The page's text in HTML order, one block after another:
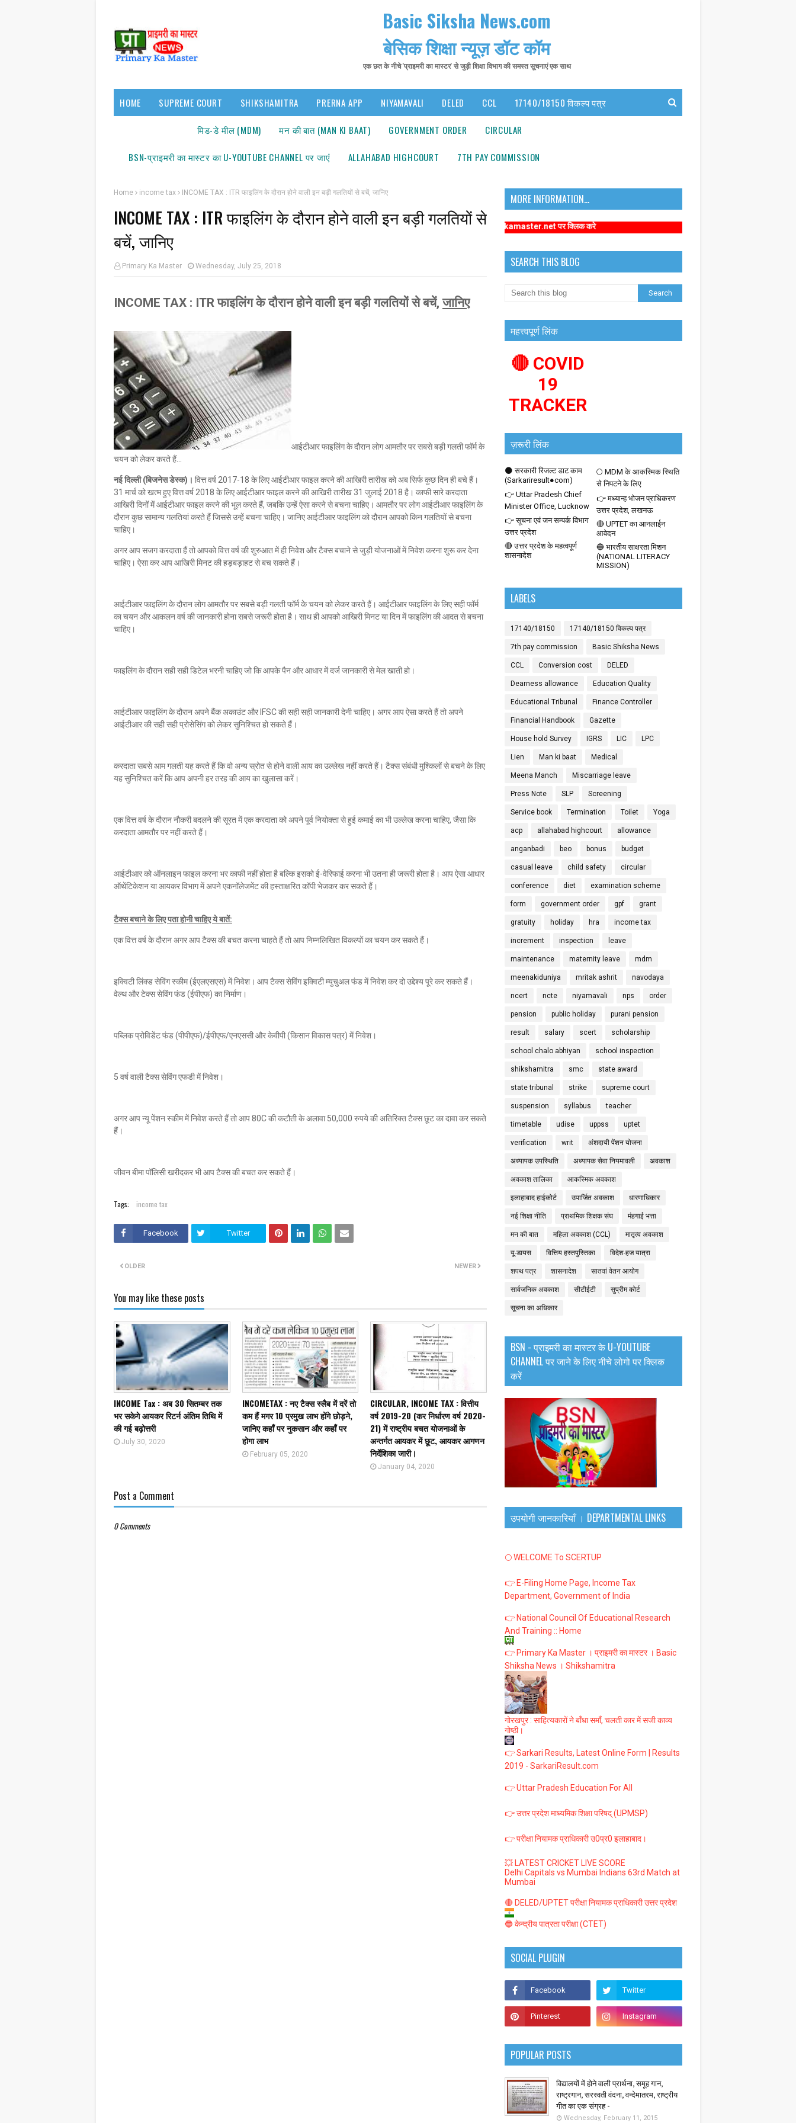
Basic Siksha News.com
बेसिक शिक्षा न्यूज़ डॉट कॉम
एक छत के नीचे 'प्राइमरी का मास्टर' से जुड़ी शिक्षा विभाग की समस्त सूचनाएं एक साथ
HOME SUPREME COURT SHIKSHAMITRA PRERNA APP NIYAMAVALI DELED CCL 17140/18150 विकल्प पत्र
मिड-डे मील (MDM) मन की बात (MAN KI BAAT) GOVERNMENT ORDER CIRCULAR
BSN-प्राइमरी का मास्टर का U-YOUTUBE CHANNEL पर जाएंं ALLAHABAD HIGHCOURT 7TH PAY COMMISSION
Home income tax INCOME TAX : ITR फाइलिंग के दौरान होने वाली इन बड़ी गलतियों से बचें, जानिए
INCOME TAX : ITR फाइलिंग के दौरान होने वाली इन बड़ी गलतियों से
बचें, जानिए
Primary Ka Master Wednesday, July 25, 2018
INCOME TAX : ITR फाइलिंग के दौरान होने वाली इन बड़ी गलतियों से बचें,जानिए
आईटीआर फाइलिंग के दौरान लोग आमतौर पर सबसे बड़ी गलती फॉर्म के
चयन को लेकर करते हैं...
नई दिल्ली (बिजनेस डेस्क)। वित्त वर्ष 2017-18 के लिए आईटीआर फाइल करने की आखिरी तारीख को अब सिर्फ कुछ दिन ही बचे हैं।
31 मार्च को खत्म हुए वित्त वर्ष 2018 के लिए आईटीआर फाइल करने की आखिरी तारीख 31 जुलाई 2018 है। काफी सारे करदाता
आखिरी दिनों में आईटीआर फाइल करने की भूल करते हैं, जबकि उन्हें ऐसा करने से बचना चाहिए। आमतौर पर लोग आईटीआर फाइलिंग के
दौरान कुछ सामान्य गलतियां करते हैं जिससे उन्हें बचना चाहिए। जानिए आईटीआर फाइलिंग को दौरान आपको किन गलतियों से बचना
चाहिए।
अगर आप सजग करदाता हैं तो आपको वित्त वर्ष की शुरुआत में ही निवेश और टैक्स बचाने से जुड़ी योजनाओं में निवेश करना शुरू कर देना
चाहिए। ऐसा कर आप आखिरी मिनट की हड़बड़ाहट से बच सकते हैं।
आईटीआर फाइलिंग के दौरान लोग आमतौर पर सबसे बड़ी गलती फॉर्म के चयन को लेकर करते हैं। आईटीआर फाइलिंग के लिए सही फॉर्म
का चयन और आकलन वर्ष की जानकारी होना सबसे जरूरी होता है। साथ ही आपको आखिरी मिनट या दिन में फाइलिंग की आदत से बचना
चाहिए।
फाइलिंग के दौरान सही सही डिटेल भरनी चाहिए जो कि आपके पैन और आधार में दर्ज जानकारी से मेल खाती हो।
आईटीआर फाइलिंग के दौरान अपने बैंक अकाउंट और IFSC की सही सही जानकारी देनी चाहिए। अगर आप ऐसा करते हैं तो अपने
आईटीआर की सही सही प्रोसेसिंग को लेकर सुनिश्चित हो सकते हैं।
करदाता सबसे आम गलती यह करते हैं कि वो अन्य स्रोत से होने वाली आय का उल्लेख नहीं करते हैं। टैक्स संबंधी मुश्किलों से बचने के लिए
यह सुनिश्चित करें कि आप अपनी हर तरह की आय का खुलासा करें।
एक वित्त वर्ष के दौरान नौकरी बदलने की सूरत में एक करदाता को अपने पूर्व नियोक्ता से हुई कमाई का भी उल्लेख करना चाहिए, जैसा कि
करदाता आमतौर पर नहीं करते हैं।
आईटीआर को ऑनलाइन फाइल करना भर काफी नहीं होता है बल्कि इसको ई-वेरिफाई करना भी उतना ही जरूरी होता है। आप ऐसा आधार
ऑथेंटिकेशन या आयकर विभाग में अपने एकनॉलेजमेंट की हस्ताक्षरित कॉपी भेजकर कर सकते हैं।
टैक्स बचाने के लिए पता होनी चाहिए ये बातें:
एक वित्त वर्ष के दौरान अगर आप टैक्स की बचत करना चाहते हैं तो आप निम्नलिखित विकल्पों का चयन कर सकते हैं।
इक्विटी लिंक्ड सेविंग स्कीम (ईएलएसएस) में निवेश। आप टैक्स सेविंग इक्विटी म्युचुअल फंड में निवेश कर दो उद्देश्य पूरे कर सकते हैं।
वेल्थ और टेक्स सेविंग फंड (ईपीएफ) का निर्माण।
पब्लिक प्रोविडेंट फंड (पीपीएफ)/ईपीएफ/एनएससी और केवीपी (किसान विकास पत्र) में निवेश।
5 वर्ष वाली टैक्स सेविंग एफडी में निवेश।
अगर आप न्यू पेंशन स्कीम में निवेश करते हैं तो आप 80C की कटौती के अलावा 50,000 रुपये की अतिरिक्त टैक्स छूट का दावा कर सकते
हैं।
जीवन बीमा पॉलिसी खरीदकर भी आप टैक्स की बचत कर सकते हैं।
Tags: income tax
Facebook Twitter
NEWER
OLDER
You may like these posts
INCOME Tax : अब 30 सितम्बर तक
भर सकेगे आयकर रिटर्न अंतिम तिथि में
की गई बढ़ोत्तरी
July 30, 2020
INCOMETAX : नए टैक्स स्लैब में दरें तो
कम हैं मगर 10 प्रमुख लाभ होंगे छोड़ने,
जानिए कहाँ पर नुकसान और कहाँ पर
होगा लाभ
February 05, 2020
CIRCULAR, INCOME TAX : वित्तीय
वर्ष 2019-20 (कर निर्धारण वर्ष 2020-
21) में राष्ट्रीय बचत योजनाओं के
अन्तर्गत आयकर में छूट, आयकर आगणन
निर्देशिका जारी।
January 04, 2020
Post a Comment
0 Comments
MORE INFORMATION...
सूचना: अधिक संबंधित समाचारों के लिए कृपया https://www.primarykamaster.net पर क्लिक करे
SEARCH THIS BLOG
महत्त्वपूर्ण लिंक
🔴 COVID
19
TRACKER
ज़रूरी लिंक
🌑 सरकारी रिजल्ट डाट काम
(Sarkariresult●com)
🌕 MDM के आकस्मिक स्थिति
से निपटने के लिए
👉 Uttar Pradesh Chief
Minister Office, Lucknow
👉 मध्यान्ह भोजन प्राधिकरण
उत्तर प्रदेश, लखनऊ
👉 सूचना एवं जन सम्पर्क विभाग
उत्तर प्रदेश
🔴 UPTET का आनलाईन
आवेदन
🔴 उत्तर प्रदेश के महत्वपूर्ण
शासनादेश
🔵 भारतीय साक्षरता मिशन
(NATIONAL LITERACY
MISSION)
LABELS
17140/18150 17140/18150 विकल्प पत्र
7th pay commission Basic Shiksha News
CCL Conversion cost DELED
Dearness allowance Education Quality
Educational Tribunal Finance Controller
Financial Handbook Gazette
House hold Survey IGRS LIC LPC
Lien Man ki baat Medical
Meena Manch Miscarriage leave
Press Note SLP Screening
Service book Termination Toilet Yoga
acp allahabad highcourt allowance
anganbadi beo bonus budget
casual leave child safety circular
conference diet examination scheme
form government order gpf grant
gratuity holiday hra income tax
increment inspection leave
maintenance maternity leave mdm
meenakiduniya mritak ashrit navodaya
ncert ncte niyamavali nps order
pension public holiday purani pension
result salary scert scholarship
school chalo abhiyan school inspection
shikshamitra smc state award
state tribunal strike supreme court
suspension syllabus teacher
timetable udise uppss uptet
verification writ अंशदायी पेंशन योजना
अध्यापक उपस्थिति अध्यापक सेवा नियमावली अवकाश
अवकाश तालिका आकस्मिक अवकाश
इलाहाबाद हाईकोर्ट उपार्जित अवकाश धारणाधिकार
नई शिक्षा नीति प्राथमिक शिक्षक संघ मंहगाई भत्ता
मन की बात महिला अवकाश (CCL) मातृत्व अवकाश
यू-डायस वित्तिय हस्तपुस्तिका विदेश-हज यात्रा
शपथ पत्र शासनादेश सातवां वेतन आयोग
सार्वजनिक अवकाश सीटीईटी सुप्रीम कोर्ट
सूचना का अधिकार
BSN - प्राइमरी का मास्टर के U-YOUTUBE
CHANNEL पर जाने के लिए नीचे लोगो पर क्लिक
करें
उपयोगी जानकारियाँ । DEPARTMENTAL LINKS
🌕 WELCOME To SCERTUP
👉 E-Filing Home Page, Income Tax
Department, Government of India
👉 National Council Of Educational Research
And Training :: Home
👉 Primary Ka Master । प्राइमरी का मास्टर । Basic
Shiksha News । Shikshamitra
गोरखपुर : साहित्यकारों ने बाँधा समाँ, चलती कार में सजी काव्य
गोष्ठी।
👉 Sarkari Results, Latest Online Form | Results
2019 - SarkariResult.com
👉 Uttar Pradesh Education For All
👉 उत्तर प्रदेश माध्यमिक शिक्षा परिषद् (UPMSP)
👉 परीक्षा नियामक प्राधिकारी उ0प्र0 इलाहाबाद।
💥 LATEST CRICKET LIVE SCORE
Delhi Capitals vs Mumbai Indians 63rd Match at
Mumbai
🔴 DELED/UPTET परीक्षा नियामक प्राधिकारी उत्तर प्रदेश
🔵 केन्द्रीय पात्रता परीक्षा (CTET)
SOCIAL PLUGIN
POPULAR POSTS
विद्यालयों में होने वाली प्रार्थना, समूह गान,
राष्ट्रगान, सरस्वती वंदना, वन्देमातरम, राष्ट्रीय
गीत का एक संग्रह -
Wednesday, February 11, 2015